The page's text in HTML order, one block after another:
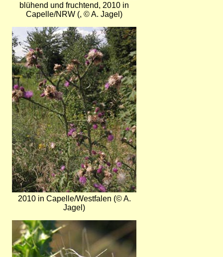
blühend und fruchtend, 2010 in
Capelle/NRW (, © A. Jagel)
Bild
2010 in Capelle/Westfalen (© A.
Jagel)
Bild